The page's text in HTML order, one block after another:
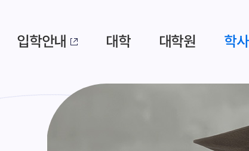
입학안내 대학 대학원 학